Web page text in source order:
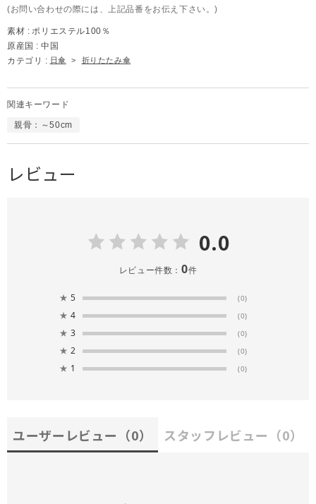
(お問い合わせの際には、上記品番をお伝え下さい。)
素材 : ポリエステル100％
原産国 : 中国
カテゴリ : 日傘 > 折りたたみ傘
関連キーワード
親骨：～50cm
レビュー
0.0
レビュー件数： 0件
★ 5 (0)
★ 4 (0)
★ 3 (0)
★ 2 (0)
★ 1 (0)
ユーザーレビュー （0） スタッフレビュー （0）